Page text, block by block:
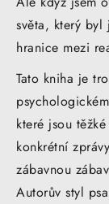
světa, který byl
hranice mezi
Tato kniha je
které jsou
konkrétní
zábavnou
Autorův styl